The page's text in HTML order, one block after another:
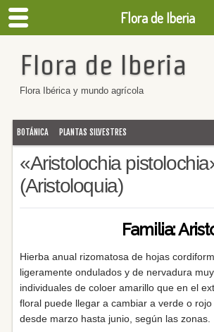
Flora de Iberia
Flora Ibérica y mundo agrícola
BOTÁNICA PLANTAS SILVESTRES
«Aristolochia
(Aristoloquia)
Familia:
Hierba anual rizomatosa de hojas
ligeramente ondulados y de nervadura
individuales de coloer amarillo que en el
floral puede llegar a cambiar a verde o
desde marzo hasta junio, según las zonas.
Flora de Iberia